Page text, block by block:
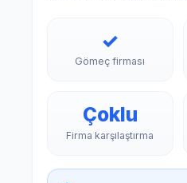
✓
Gömeç firması
Çoklu
Firma karşılaştırma